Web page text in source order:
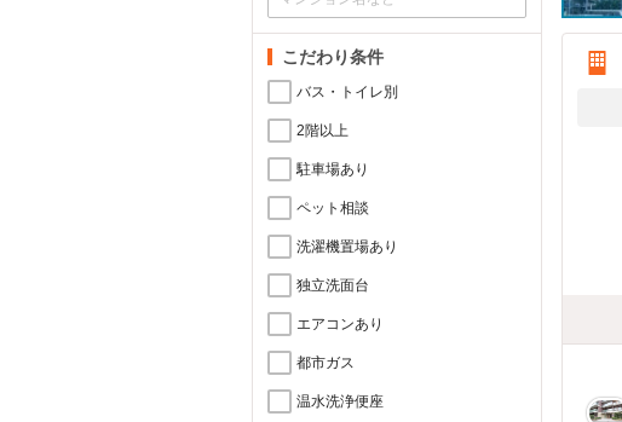
こだわり条件
バス・トイレ別
2階以上
駐車場あり
ペット相談
洗濯機置場あり
独立洗面台
エアコンあり
都市ガス
温水洗浄便座